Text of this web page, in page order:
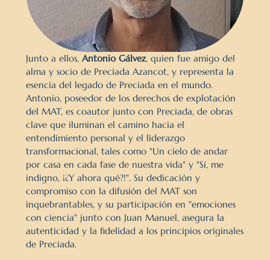
Junto a ellos, Antonio Gálvez, quien fue amigo del
alma y socio de Preciada Azancot, y representa la
esencia del legado de Preciada en el mundo.
Antonio, poseedor de los derechos de explotación
del MAT, es coautor junto con Preciada, de obras
clave que iluminan el camino hacia el
entendimiento personal y el liderazgo
transformacional, tales como "Un cielo de andar
por casa en cada fase de nuestra vida" y "Sí, me
indigno, ¡¿Y ahora qué?!". Su dedicación y
compromiso con la difusión del MAT son
inquebrantables, y su participación en "emociones
con ciencia" junto con Juan Manuel, asegura la
autenticidad y la fidelidad a los principios originales
de Preciada.